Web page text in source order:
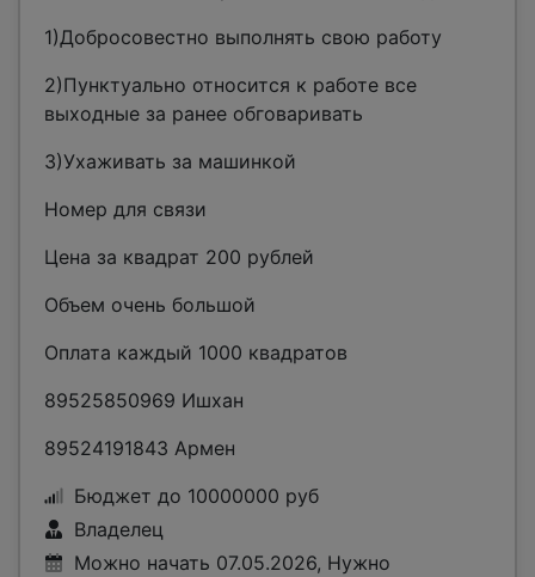
1)Добросовестно выполнять свою работу
2)Пунктуально относится к работе все
выходные за ранее обговаривать
3)Ухаживать за машинкой
Номер для связи
Цена за квадрат 200 рублей
Объем очень большой
Оплата каждый 1000 квадратов
89525850969 Ишхан
89524191843 Армен
Бюджет до 10000000 руб
Владелец
Можно начать 07.05.2026, Нужно